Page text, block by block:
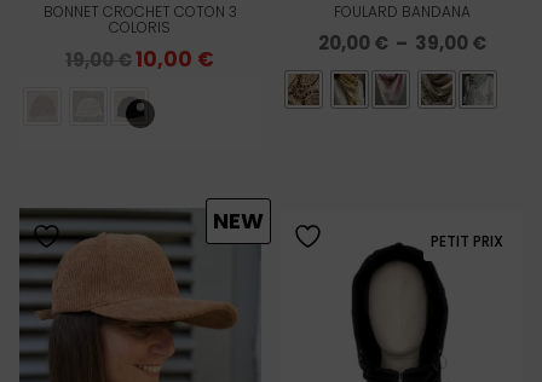
BONNET CROCHET COTON 3
COLORIS
19,00€Le
prix
initial
19,00 €.
10,00 €
10,00 €.
FOULARD BANDANA
20,00€ – 39,00€Plage
de
prix :
NEW
PETIT PRIX